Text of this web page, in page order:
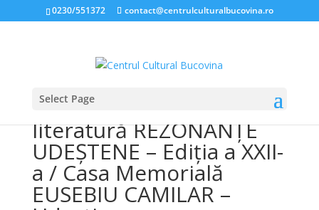
0230/551372 contact@centrulculturalbucovina.ro
Select Page
Festivalul național de
literatură REZONANȚE
UDEȘTENE – Ediția a XXII-
a / Casa Memorială
EUSEBIU CAMILAR –